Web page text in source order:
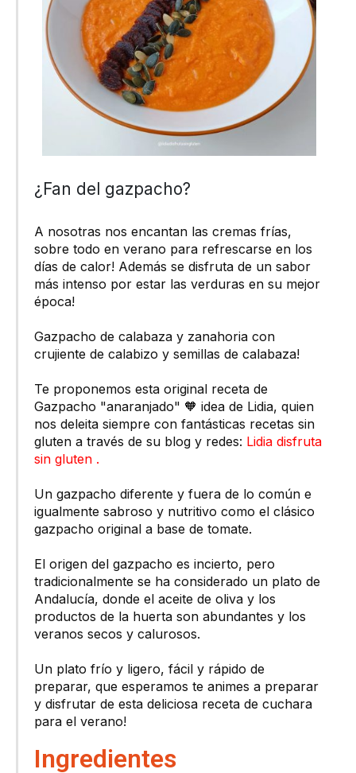
¿Fan del gazpacho?
A nosotras nos encantan las cremas frías,
sobre todo en verano para refrescarse en los
días de calor! Además se disfruta de un sabor
más intenso por estar las verduras en su mejor
época!
Gazpacho de calabaza y zanahoria con
crujiente de calabizo y semillas de calabaza!
Te proponemos esta original receta de
Gazpacho "anaranjado" 🧡 idea de Lidia, quien
nos deleita siempre con fantásticas recetas sin
gluten a través de su blog y redes: Lidia disfruta
sin gluten .
Un gazpacho diferente y fuera de lo común e
igualmente sabroso y nutritivo como el clásico
gazpacho original a base de tomate.
El origen del gazpacho es incierto, pero
tradicionalmente se ha considerado un plato de
Andalucía, donde el aceite de oliva y los
productos de la huerta son abundantes y los
veranos secos y calurosos.
Un plato frío y ligero, fácil y rápido de
preparar, que esperamos te animes a preparar
y disfrutar de esta deliciosa receta de cuchara
para el verano!
Ingredientes